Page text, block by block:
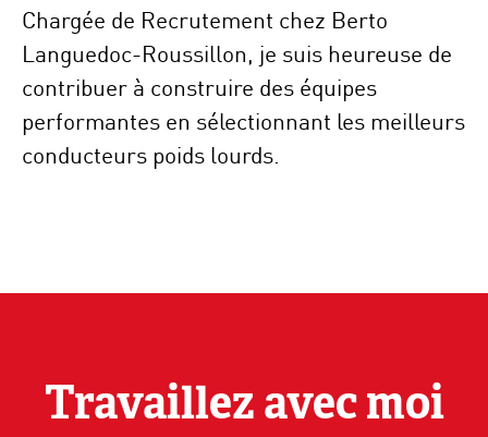
Chargée de Recrutement chez Berto
Languedoc-Roussillon, je suis heureuse de
contribuer à construire des équipes
performantes en sélectionnant les meilleurs
conducteurs poids lourds.
Travaillez avec moi